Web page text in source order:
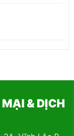
& DỊCH